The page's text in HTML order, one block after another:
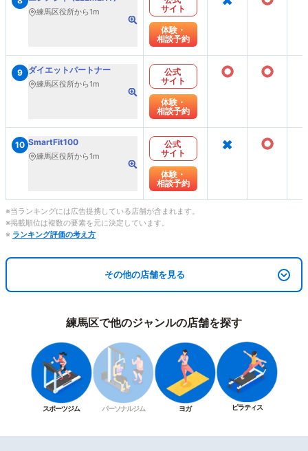
練馬区役所から1m
サイト
体験・
相談予約
9 ダイエットパートナー
練馬区役所から1m
公式
サイト
体験・
相談予約
○ ○
10 SmartFit100
練馬区役所から1m
公式
サイト
体験・
相談予約
× ○
※当ランキングには広告提携している店舗が含まれます。
※掲載順位は複数の要素を元に決定しています。
※ ランキング評価の考え方
その他の店舗を見る
練馬区で他のジャンルの店舗を探す
スポーツジム パーソナルジム ヨガ ピラティス